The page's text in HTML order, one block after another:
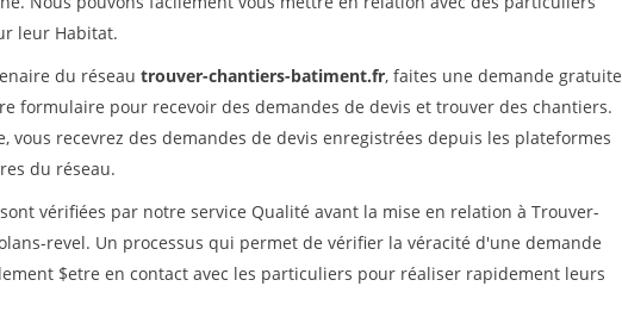
leur Habitat.
du réseau trouver-chantiers-batiment.fr, faites une demande gratuite
formulaire pour recevoir des demandes de devis et trouver des chantiers.
vous recevrez des demandes de devis enregistrées depuis les plateformes
du réseau.
vérifiées par notre service Qualité avant la mise en relation à Trouver-
revel. Un processus qui permet de vérifier la véracité d'une demande
$etre en contact avec les particuliers pour réaliser rapidement leurs